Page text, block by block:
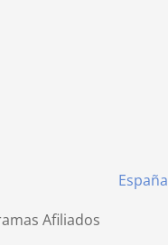
España
Afiliados